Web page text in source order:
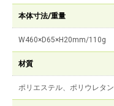
本体寸法/重量
W460×D65×H20mm/110g
材質
ポリエステル、ポリウレタン